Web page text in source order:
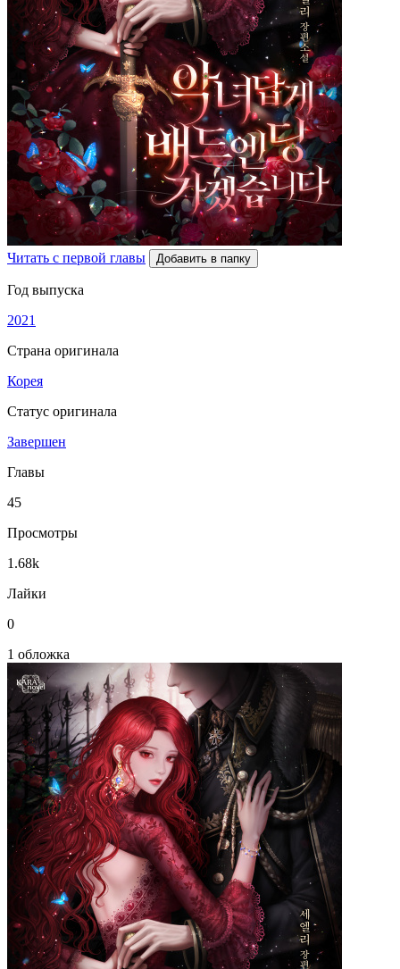
Читать с первой главы Добавить в папку
Год выпуска
2021
Страна оригинала
Корея
Статус оригинала
Завершен
Главы
45
Просмотры
1.68k
Лайки
0
1 обложка